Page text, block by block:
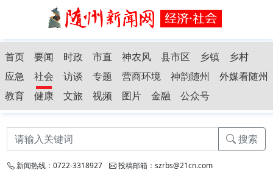
首页 要闻 时政 市直 神农风 县市区 乡镇
乡村
应急
社会 访谈 专题 营商环境 神韵随州
外媒看随州
教育
健康 文旅 视频 图片 金融 公众号
搜索
新闻热线：0722-3318927 投稿邮箱：szrbs@21cn.com